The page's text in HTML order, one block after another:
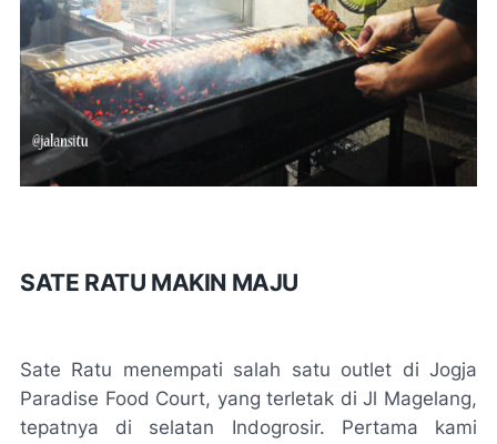
SATE RATU MAKIN MAJU
Sate Ratu menempati salah satu outlet di Jogja
Paradise Food Court, yang terletak di Jl Magelang,
tepatnya di selatan Indogrosir. Pertama kami